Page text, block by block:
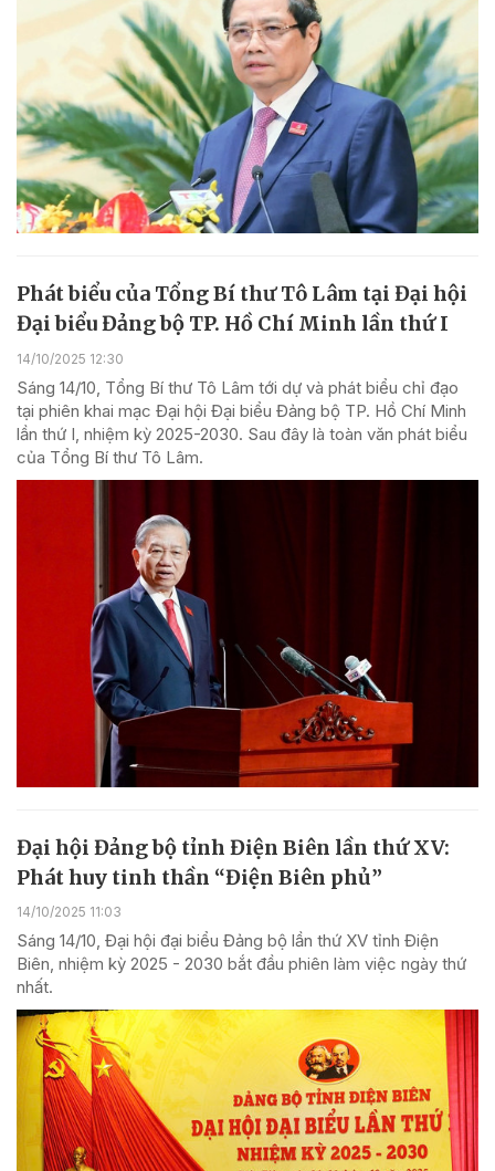
Phát biểu của Tổng Bí thư Tô Lâm tại Đại hội
Đại biểu Đảng bộ TP. Hồ Chí Minh lần thứ I
14/10/2025 12:30
Sáng 14/10, Tổng Bí thư Tô Lâm tới dự và phát biểu chỉ đạo
tại phiên khai mạc Đại hội Đại biểu Đảng bộ TP. Hồ Chí Minh
lần thứ I, nhiệm kỳ 2025-2030. Sau đây là toàn văn phát biểu
của Tổng Bí thư Tô Lâm.
Đại hội Đảng bộ tỉnh Điện Biên lần thứ XV:
Phát huy tinh thần “Điện Biên phủ”
14/10/2025 11:03
Sáng 14/10, Đại hội đại biểu Đảng bộ lần thứ XV tỉnh Điện
Biên, nhiệm kỳ 2025 - 2030 bắt đầu phiên làm việc ngày thứ
nhất.